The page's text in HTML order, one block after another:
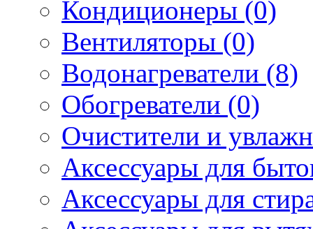
Кондиционеры (0)
Вентиляторы (0)
Водонагреватели (8)
Обогреватели (0)
Очистители и
Аксессуары для
Аксессуары для